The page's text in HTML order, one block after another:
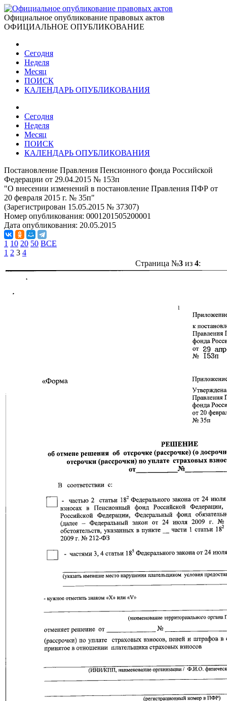
Официальное опубликование правовых актов
ОФИЦИАЛЬНОЕ ОПУБЛИКОВАНИЕ
Сегодня
Неделя
Месяц
ПОИСК
КАЛЕНДАРЬ ОПУБЛИКОВАНИЯ
Сегодня
Неделя
Месяц
ПОИСК
КАЛЕНДАРЬ ОПУБЛИКОВАНИЯ
Постановление Правления Пенсионного фонда Российской
Федерации от 29.04.2015 № 153п
"О внесении изменений в постановление Правления ПФР от
20 февраля 2015 г. № 35п"
(Зарегистрирован 15.05.2015 № 37307)
Номер опубликования: 0001201505200001
Дата опубликования: 20.05.2015
1 10 20 50 ВСЕ
1 2 3 4
Страница №3из 4: